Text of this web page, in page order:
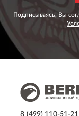
Подписываясь, Вы